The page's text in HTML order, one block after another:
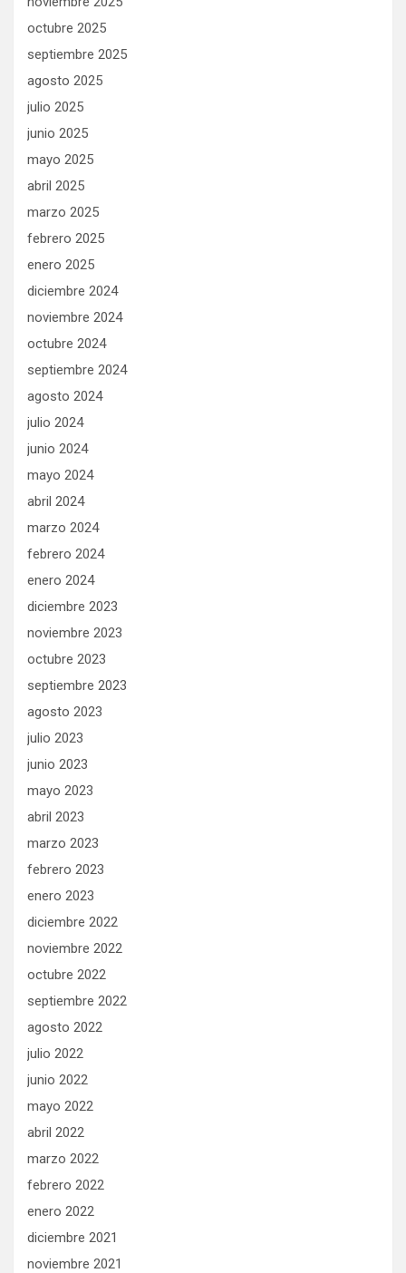
octubre 2025
septiembre 2025
agosto 2025
julio 2025
junio 2025
mayo 2025
abril 2025
marzo 2025
febrero 2025
enero 2025
diciembre 2024
noviembre 2024
octubre 2024
septiembre 2024
agosto 2024
julio 2024
junio 2024
mayo 2024
abril 2024
marzo 2024
febrero 2024
enero 2024
diciembre 2023
noviembre 2023
octubre 2023
septiembre 2023
agosto 2023
julio 2023
junio 2023
mayo 2023
abril 2023
marzo 2023
febrero 2023
enero 2023
diciembre 2022
noviembre 2022
octubre 2022
septiembre 2022
agosto 2022
julio 2022
junio 2022
mayo 2022
abril 2022
marzo 2022
febrero 2022
enero 2022
diciembre 2021
noviembre 2021